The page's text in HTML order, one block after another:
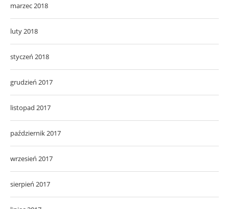
marzec 2018
luty 2018
styczeń 2018
grudzień 2017
listopad 2017
październik 2017
wrzesień 2017
sierpień 2017